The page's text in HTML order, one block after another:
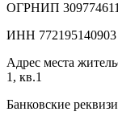
ОГРНИП
ИНН
Адрес места
1, кв.1
Банковские